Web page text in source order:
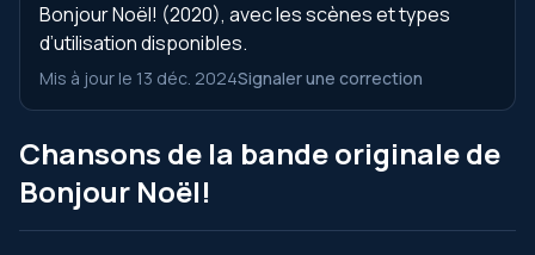
Bonjour Noël! (2020), avec les scènes et types
d’utilisation disponibles.
Mis à jour le 13 déc. 2024Signaler une correction
Chansons de la bande originale de
Bonjour Noël!